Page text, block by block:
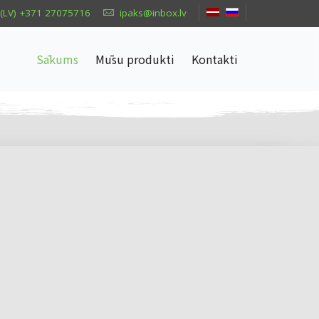
(LV) +371 27075716 ipaks@inbox.lv
Sākums Mūsu produkti Kontakti